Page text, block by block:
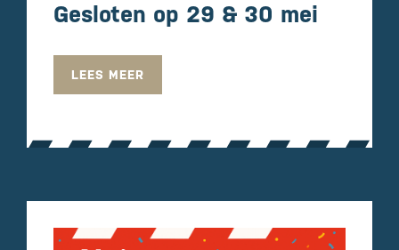
Gesloten op 29 & 30 mei
LEES MEER